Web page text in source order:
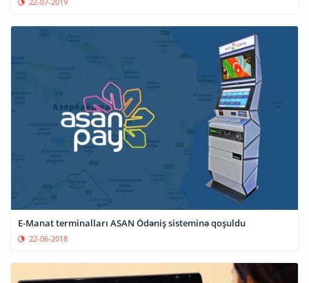
E-Manat terminalları ASAN Ödəniş sisteminə qoşuldu
22-06-2018